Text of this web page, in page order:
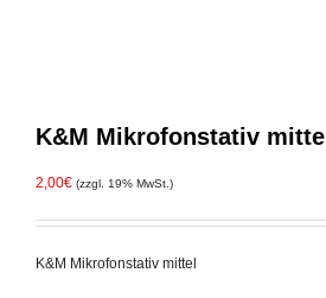
K&M Mikrofonstativ mittel
2,00€ (zzgl. 19% MwSt.)
K&M Mikrofonstativ mittel